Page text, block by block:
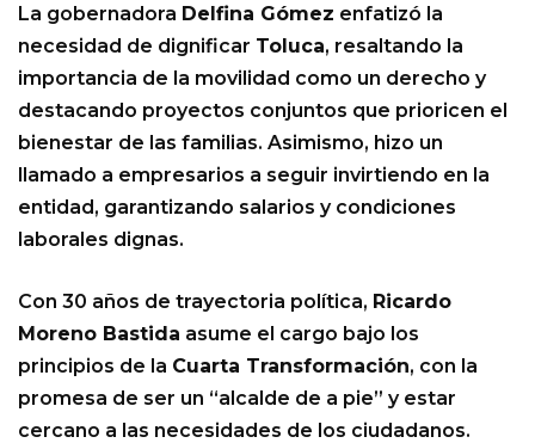
La gobernadora Delfina Gómez enfatizó la
necesidad de dignificar Toluca, resaltando la
importancia de la movilidad como un derecho y
destacando proyectos conjuntos que prioricen el
bienestar de las familias. Asimismo, hizo un
llamado a empresarios a seguir invirtiendo en la
entidad, garantizando salarios y condiciones
laborales dignas.
Con 30 años de trayectoria política, Ricardo
Moreno Bastida asume el cargo bajo los
principios de la Cuarta Transformación, con la
promesa de ser un “alcalde de a pie” y estar
cercano a las necesidades de los ciudadanos.